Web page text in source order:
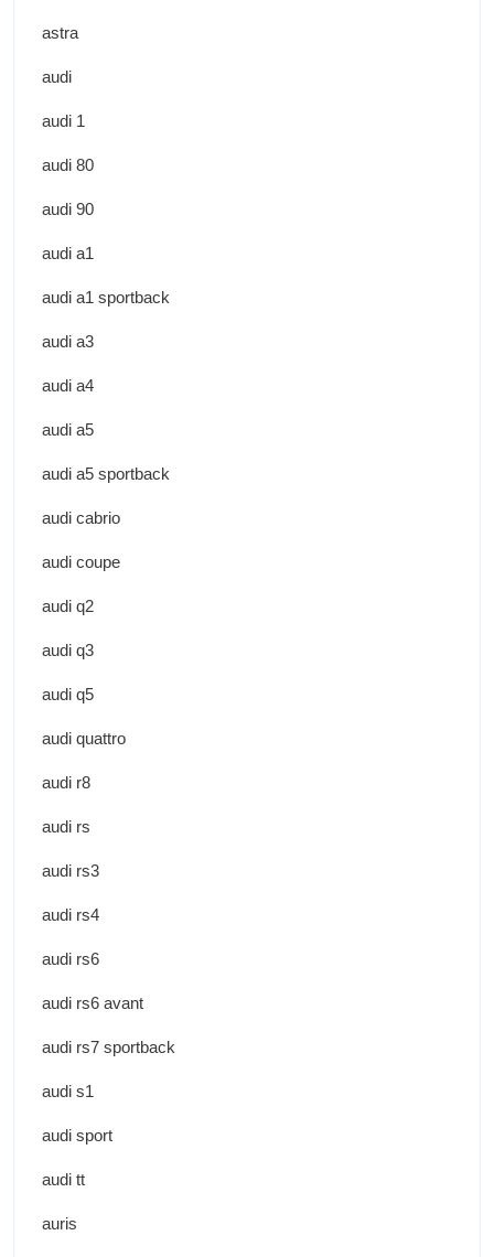
astra
audi
audi 1
audi 80
audi 90
audi a1
audi a1 sportback
audi a3
audi a4
audi a5
audi a5 sportback
audi cabrio
audi coupe
audi q2
audi q3
audi q5
audi quattro
audi r8
audi rs
audi rs3
audi rs4
audi rs6
audi rs6 avant
audi rs7 sportback
audi s1
audi sport
audi tt
auris